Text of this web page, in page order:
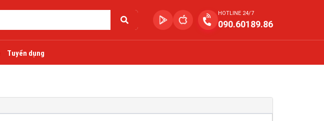
HOTLINE 24/7
090.60189.86
Tuyển dụng